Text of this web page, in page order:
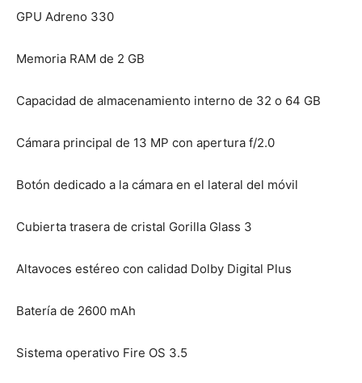
GPU Adreno 330
Memoria RAM de 2 GB
Capacidad de almacenamiento interno de 32 o 64 GB
Cámara principal de 13 MP con apertura f/2.0
Botón dedicado a la cámara en el lateral del móvil
Cubierta trasera de cristal Gorilla Glass 3
Altavoces estéreo con calidad Dolby Digital Plus
Batería de 2600 mAh
Sistema operativo Fire OS 3.5